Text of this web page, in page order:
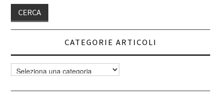
CATEGORIE ARTICOLI
Categorie
articoli